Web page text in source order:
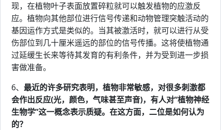
现，在植物叶子表面放置碎粒就可以触发植物的应激反
应。植物向其他部位进行信号传递和动物管理突触活动的
基因运作方式是类似的。当其被激活时，就可以进行从受
伤部位到几十厘米遥远的部位的信号传播。这将使植物通
过延缓生长来等待其发育的有利条件，并为受到进一步损
害做准备。
6、 最近的许多研究表明，植物非常敏感，对很多刺激都
会作出反应(光，颜色，气味甚至声音)，有人对“植物神经
生物学”这一概念表示质疑。在这方面，二位是如何认为
的？